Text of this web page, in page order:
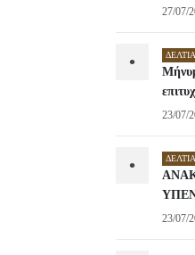
27/07/
•
23/07/
•
23/07/